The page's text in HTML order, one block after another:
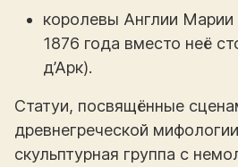
королевы Англии
1876 года вместо неё
д’Арк).
Статуи, посвящённые
древнегреческой
скульптурная группа с